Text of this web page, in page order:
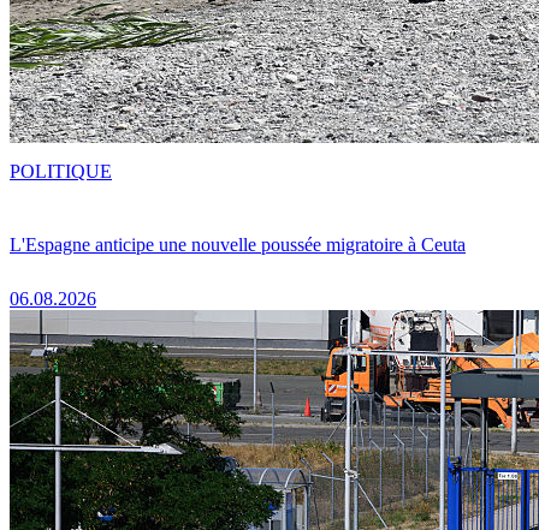
L'Espagne anticipe une nouvelle poussée migratoire à Ceuta
06.08.2026
POLITIQUE